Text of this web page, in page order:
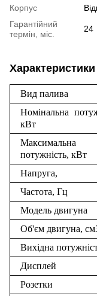
Корпус
Гарантійний
термін, міс.
24
Характеристики
Вид палива
Номінальна
кВт
Максимальна
потужність, кВт
Напруга,
Частота, Гц
Модель двигуна
Об'єм двигуна,
Вихідна
Дисплей
Розетки